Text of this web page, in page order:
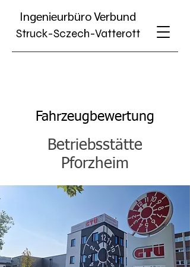
IngenieurbüroVerbund
Struck-Sczech-Vatterott
Fahrzeugbewertung
Betriebsstätte
Pforzheim